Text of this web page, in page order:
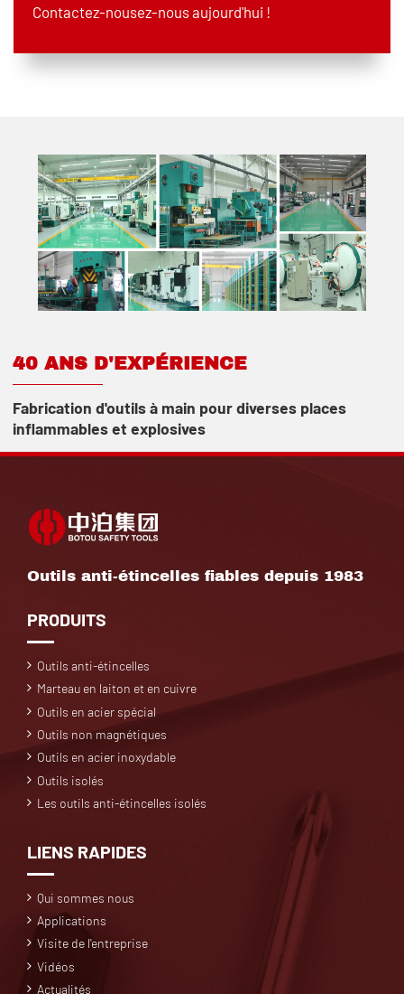
Contactez-nousez-nous aujourd'hui !
40 ANS D'EXPÉRIENCE
Fabrication d'outils à main pour diverses places
inflammables et explosives
Outils anti-étincelles fiables depuis 1983
PRODUITS
Outils anti-étincelles
Marteau en laiton et en cuivre
Outils en acier spécial
Outils non magnétiques
Outils en acier inoxydable
Outils isolés
Les outils anti-étincelles isolés
LIENS RAPIDES
Qui sommes nous
Applications
Visite de l'entreprise
Vidéos
Actualités